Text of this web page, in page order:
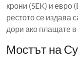
крони (SEK) и евро
рестото се издава
дори ако плащате в
Мостът на